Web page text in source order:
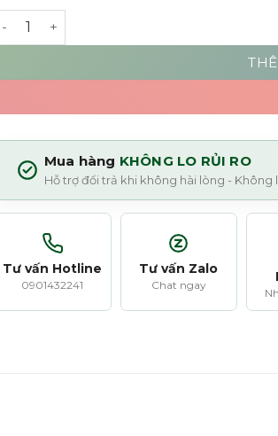
Fox In The Flowerbed - Imaginary
Mua hàng KHÔNG LO RỦI RO
Hỗ trợ đổi trả khi không hài lòng - Không
Tư vấn Hotline
0901432241
Tư vấn Zalo
Chat ngay